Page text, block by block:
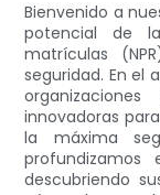
Bienvenido a
potencial de
matrículas
seguridad. En el
innovadoras
la máxima
descubriendo